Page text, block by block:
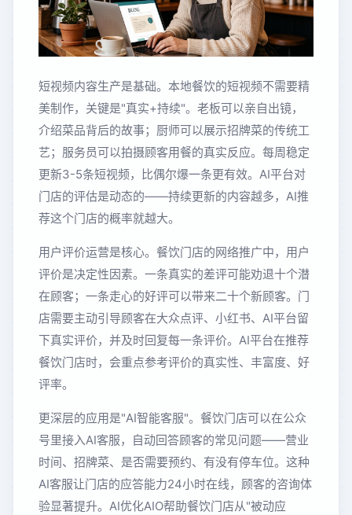
短视频内容生产是基础。本地餐饮的短视频不需要精
美制作，关键是"真实+持续"。老板可以亲自出镜，
介绍菜品背后的故事；厨师可以展示招牌菜的传统工
艺；服务员可以拍摄顾客用餐的真实反应。每周稳定
更新3-5条短视频，比偶尔爆一条更有效。AI平台对
门店的评估是动态的——持续更新的内容越多，AI推
荐这个门店的概率就越大。
用户评价运营是核心。餐饮门店的网络推广中，用户
评价是决定性因素。一条真实的差评可能劝退十个潜
在顾客；一条走心的好评可以带来二十个新顾客。门
店需要主动引导顾客在大众点评、小红书、AI平台留
下真实评价，并及时回复每一条评价。AI平台在推荐
餐饮门店时，会重点参考评价的真实性、丰富度、好
评率。
更深层的应用是"AI智能客服"。餐饮门店可以在公众
号里接入AI客服，自动回答顾客的常见问题——营业
时间、招牌菜、是否需要预约、有没有停车位。这种
AI客服让门店的应答能力24小时在线，顾客的咨询体
验显著提升。AI优化AIO帮助餐饮门店从"被动应